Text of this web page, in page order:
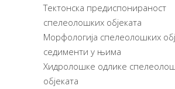
Тектонска предиспонираност
спелеолошких објеката
Морфологија спелеолошких
седименти у њима
Хидролошке одлике
објеката